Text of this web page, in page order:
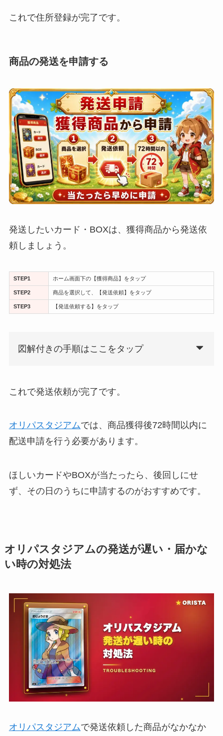
これで住所登録が完了です。
商品の発送を申請する
発送したいカード・BOXは、獲得商品から発送依
頼しましょう。
STEP1 ホーム画面下の【獲得商品】をタップ
STEP2 商品を選択して、【発送依頼】をタップ
STEP3 【発送依頼する】をタップ
図解付きの手順はここをタップ
これで発送依頼が完了です。
オリパスタジアムでは、商品獲得後72時間以内に
配送申請を行う必要があります。
ほしいカードやBOXが当たったら、後回しにせ
ず、その日のうちに申請するのがおすすめです。
オリパスタジアムの発送が遅い・届かな
い時の対処法
オリパスタジアムで発送依頼した商品がなかなか